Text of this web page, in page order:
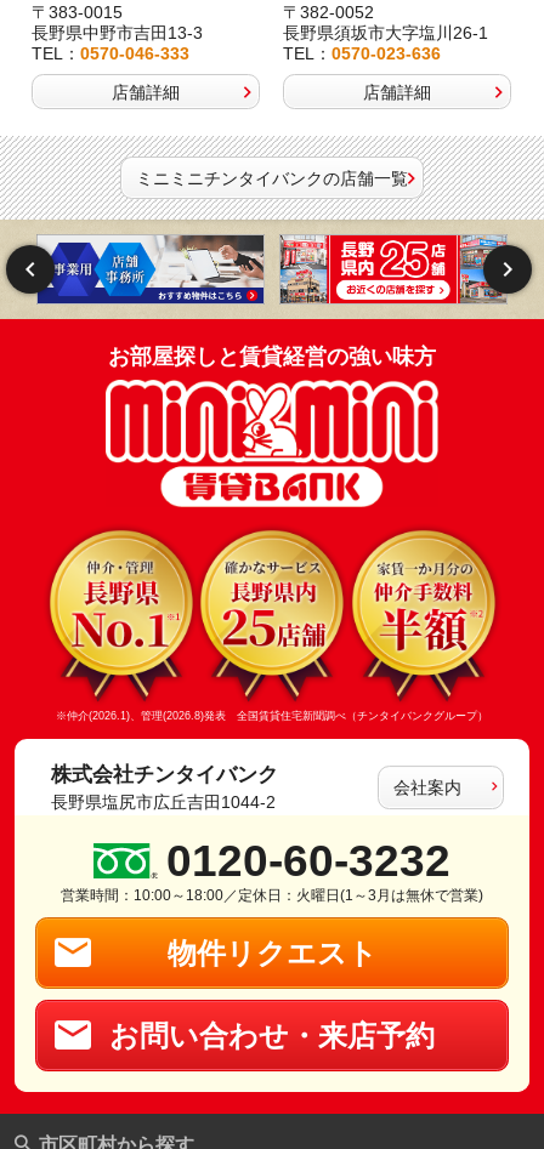
〒383-0015
長野県中野市吉田13-3
TEL： 0570-046-333
店舗詳細
〒382-0052
長野県須坂市大字塩川26-1
TEL：0570-023-636
店舗詳細
ミニミニチンタイバンクの店舗一覧
お部屋探しと賃貸経営の強い味方
※仲介(2026.1)、管理(2026.8)発表 全国賃貸住宅新聞調べ（チンタイバンクグループ）
株式会社チンタイバンク
長野県塩尻市広丘吉田1044-2
会社案内
0120-60-3232
営業時間：10:00～18:00／定休日：火曜日(1～3月は無休で営業)
物件リクエスト
お問い合わせ・来店予約
市区町村から探す